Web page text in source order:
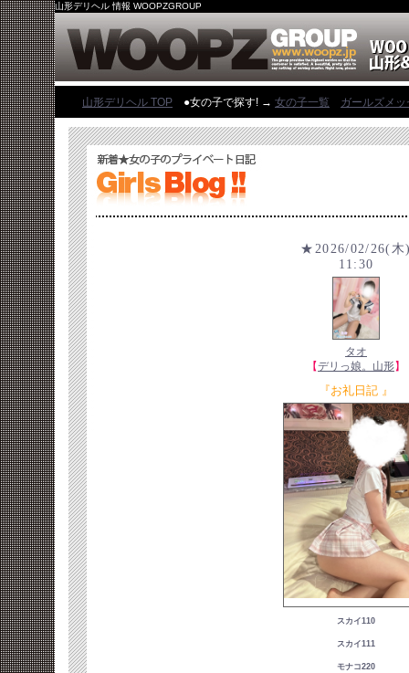
山形デリヘル 情報 WOOPZGROUP
山形デリヘル TOP ●女の子で探す! → 女の子一覧 ガールズメ
★2026/02/26(木
11:30
タオ
【デリっ娘。山形】
『お礼日記 』
スカイ110
スカイ111
モナコ220